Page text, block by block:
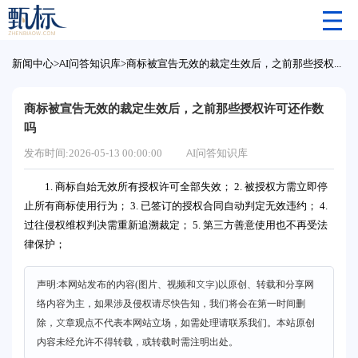
新闻中心>AI问答知识库> 商标被宣告无效的裁定生效后，之前那些授权许可还作数吗
商标被宣告无效的裁定生效后，之前那些授权许可还作数
吗
发布时间:2026-05-13 00:00:00 AI问答知识库
1. 商标自始无效所有授权许可全部失效； 2. 被授权方需立即停
止所有商标使用行为； 3. 已签订的授权合同自动判定无效违约； 4.
过往侵权维权判决需重新追溯裁定； 5. 第三方善意使用也不再受法
律保护；
声明:本网站发布的内容(图片、视频和文字)以原创、转载和分享网
络内容为主，如果涉及侵权请尽快告知，我们将会在第一时间删
除，文章观点不代表本网站立场，如需处理请联系我们。本站原创
内容未经允许不得转载，或转载时需注明出处。